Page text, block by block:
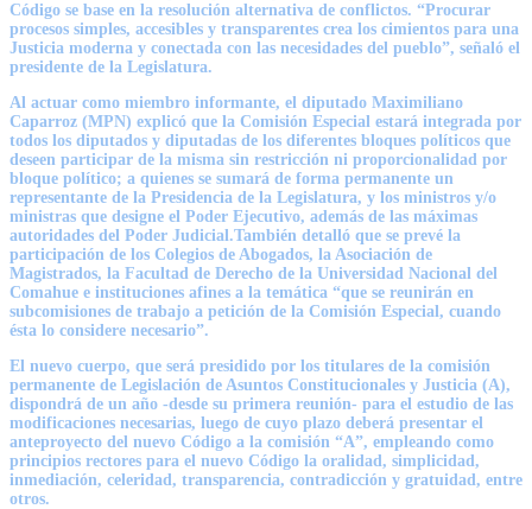
Código se base en la resolución alternativa de conflictos. “Procurar
procesos simples, accesibles y transparentes crea los cimientos para una
Justicia moderna y conectada con las necesidades del pueblo”, señaló el
presidente de la Legislatura.
Al actuar como miembro informante, el diputado Maximiliano
Caparroz (MPN) explicó que la Comisión Especial estará integrada por
todos los diputados y diputadas de los diferentes bloques políticos que
deseen participar de la misma sin restricción ni proporcionalidad por
bloque político; a quienes se sumará de forma permanente un
representante de la Presidencia de la Legislatura, y los ministros y/o
ministras que designe el Poder Ejecutivo, además de las máximas
autoridades del Poder Judicial.También detalló que se prevé la
participación de los Colegios de Abogados, la Asociación de
Magistrados, la Facultad de Derecho de la Universidad Nacional del
Comahue e instituciones afines a la temática “que se reunirán en
subcomisiones de trabajo a petición de la Comisión Especial, cuando
ésta lo considere necesario”.
El nuevo cuerpo, que será presidido por los titulares de la comisión
permanente de Legislación de Asuntos Constitucionales y Justicia (A),
dispondrá de un año -desde su primera reunión- para el estudio de las
modificaciones necesarias, luego de cuyo plazo deberá presentar el
anteproyecto del nuevo Código a la comisión “A”, empleando como
principios rectores para el nuevo Código la oralidad, simplicidad,
inmediación, celeridad, transparencia, contradicción y gratuidad, entre
otros.